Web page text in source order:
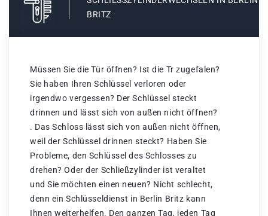
RITZ
Müssen Sie die Tür öffnen? Ist die Tr zugefalen?
Sie haben Ihren Schlüssel verloren oder
irgendwo vergessen? Der Schlüssel steckt
drinnen und lässt sich von außen nicht öffnen?
. Das Schloss lässt sich von außen nicht öffnen,
weil der Schlüssel drinnen steckt? Haben Sie
Probleme, den Schlüssel des Schlosses zu
drehen? Oder der Schließzylinder ist veraltet
und Sie möchten einen neuen? Nicht schlecht,
denn ein Schlüsseldienst in Berlin Britz kann
Ihnen weiterhelfen. Den ganzen Tag, jeden Tag